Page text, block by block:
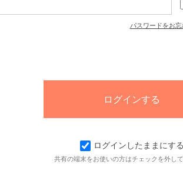
パスワードをお
ログインしたままにする
共有の端末をお使いの方はチェックを外し